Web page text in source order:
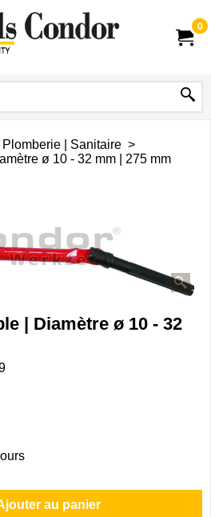
0
Plomberie | Sanitaire >
ø 10 - 32 mm | 275 mm
| Diamètre ø 10 - 32
au panier